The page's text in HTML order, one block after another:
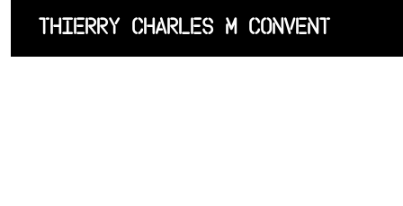
ACCUEIL
LISTE DES
THIERRY CHARLES M CONVENT